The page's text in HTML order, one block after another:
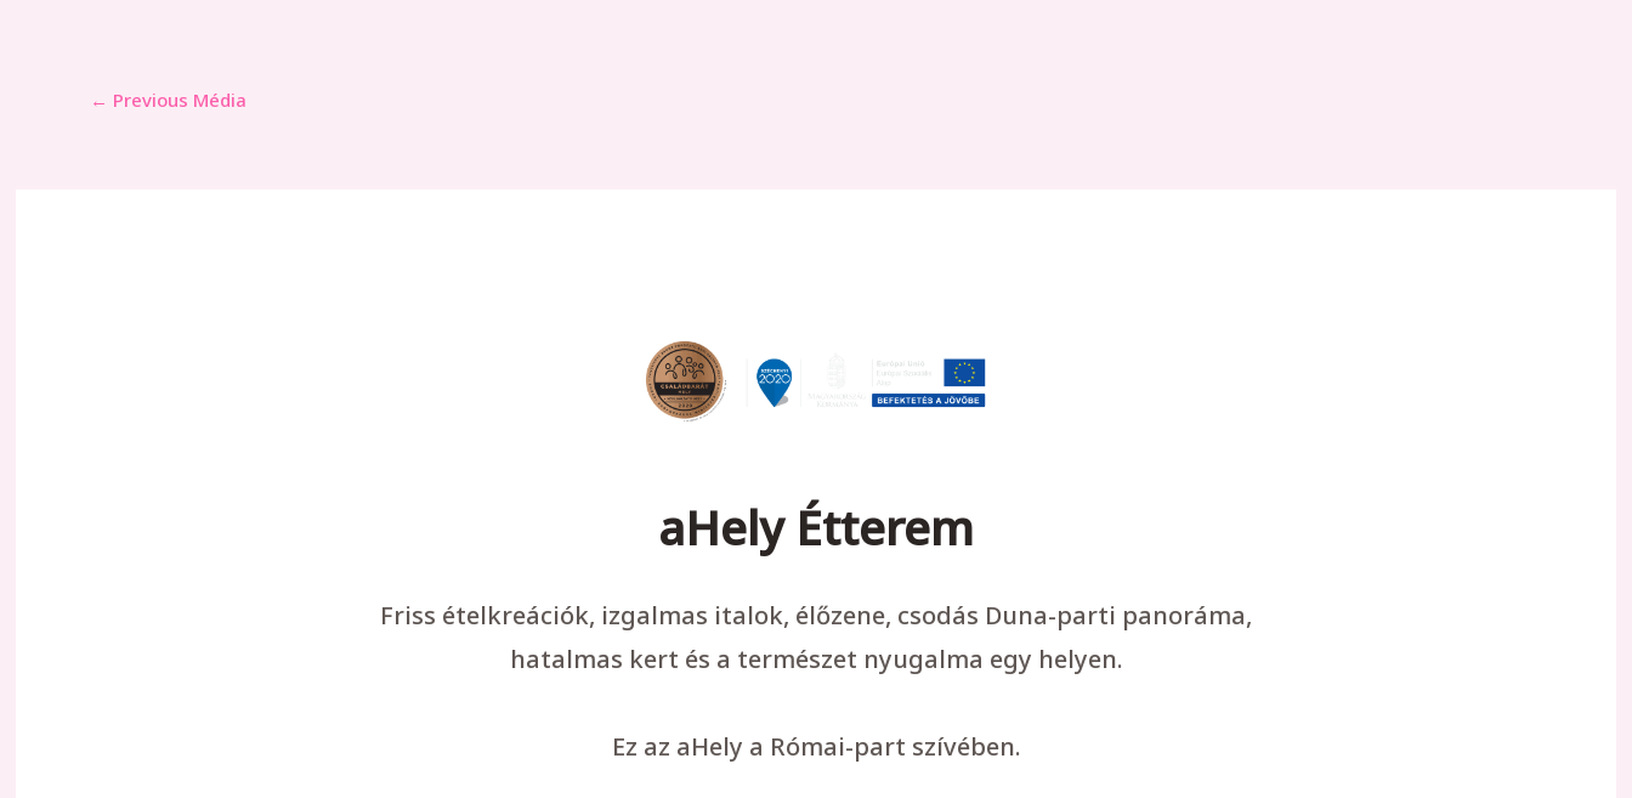
← Previous Média
aHely Étterem
Friss ételkreációk, izgalmas italok, élőzene, csodás Duna-parti panoráma,
hatalmas kert és a természet nyugalma egy helyen.
Ez az aHely a Római-part szívében.